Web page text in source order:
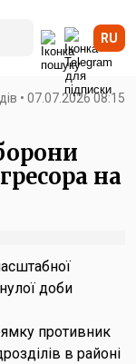
RU
• 07.07.2026 08:15
на
доби
противник
в районі